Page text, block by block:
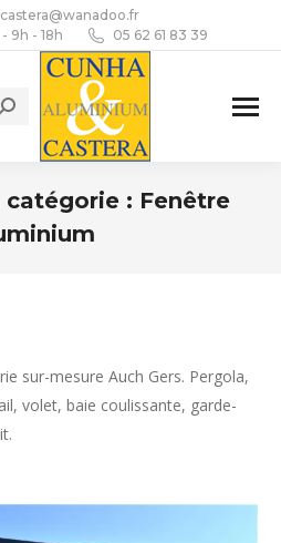
9h - 18h
05 62 61 83 39
catégorie : Fenêtre
sur-mesure Auch Gers. Pergola,
volet, baie coulissante, garde-